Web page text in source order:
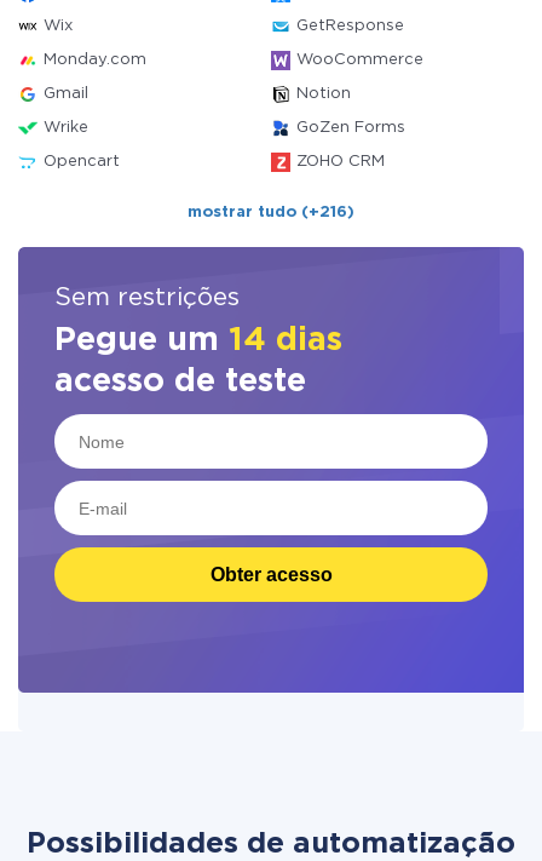
Wix GetResponse
Monday.com WooCommerce
Gmail Notion
Wrike GoZen Forms
Opencart ZOHO CRM
mostrar tudo (+216)
Sem restrições
Pegue um 14 dias
acesso de teste
Obter acesso
Possibilidades de automatização